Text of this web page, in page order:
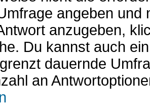
angeben und
anzugeben,
Du kannst auch
dauernde
an